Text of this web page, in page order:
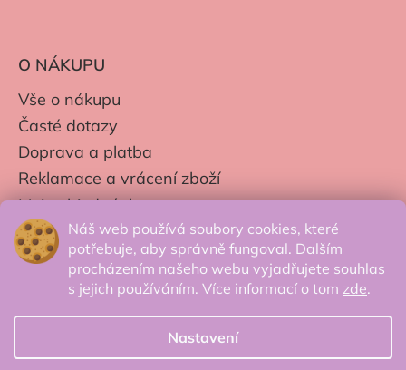
Náš web používá soubory cookies, které
potřebuje, aby správně fungoval. Dalším
procházením našeho webu vyjadřujete souhlas
s jejich používáním. Více informací o tom zde.
Nastavení
O NÁKUPU
Vše o nákupu
Časté dotazy
Doprava a platba
Reklamace a vrácení zboží
Moje objednávky
Obchodní podmínky
Zpracování os. údajů
© 2026 Secretcorner.cz - Všechna práva